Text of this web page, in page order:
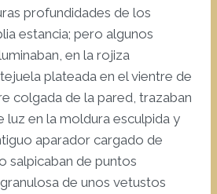
profundidades de los
estancia; pero algunos
en la rojiza
plateada en el vientre de
colgada de la pared, trazaban
luz en la moldura esculpida y
aparador cargado de
salpicaban de puntos
de unos vetustos